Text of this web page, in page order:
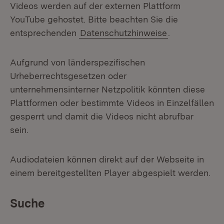
Videos werden auf der externen Plattform
YouTube gehostet. Bitte beachten Sie die
entsprechenden Datenschutzhinweise
Aufgrund von länderspezifischen
Urheberrechtsgesetzen oder
unternehmensinterner Netzpolitik könnten diese
Plattformen oder bestimmte Videos in Einzelfällen
gesperrt und damit die Videos nicht abrufbar
sein.
Audiodateien können direkt auf der Webseite in
einem bereitgestellten Player abgespielt werden.
Suche